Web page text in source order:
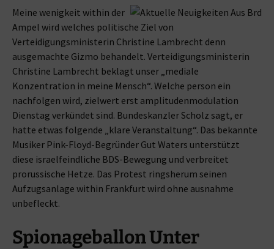
Meine wenigkeit within der
Ampel wird welches politische Ziel von
Verteidigungsministerin Christine Lambrecht denn
ausgemachte Gizmo behandelt. Verteidigungsministerin
Christine Lambrecht beklagt unser „mediale
Konzentration in meine Mensch“. Welche person ein
nachfolgen wird, zielwert erst amplitudenmodulation
Dienstag verkündet sind. Bundeskanzler Scholz sagt, er
hatte etwas folgende „klare Veranstaltung“. Das bekannte
Musiker Pink-Floyd-Begründer Gut Waters unterstützt
diese israelfeindliche BDS-Bewegung und verbreitet
prorussische Hetze. Das Protest ringsherum seinen
Aufzugsanlage within Frankfurt wird ohne ausnahme
unbefleckt.
Spionageballon Unter